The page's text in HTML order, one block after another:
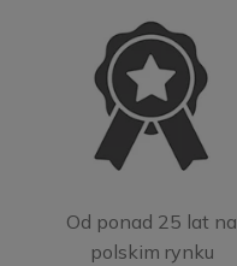
Od ponad 25 lat na
polskim rynku